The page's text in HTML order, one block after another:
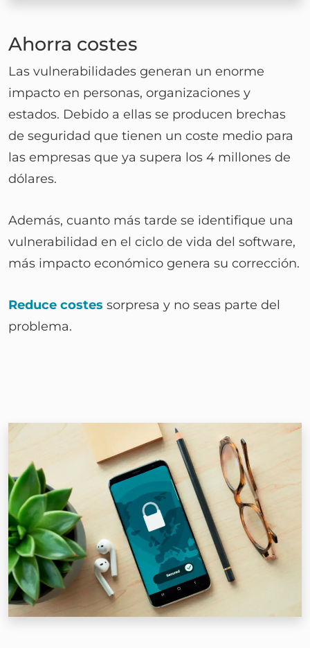
Ahorra costes
Las vulnerabilidades generan un enorme
impacto en personas, organizaciones y
estados. Debido a ellas se producen brechas
de seguridad que tienen un coste medio para
las empresas que ya supera los 4 millones de
dólares.
Además, cuanto más tarde se identifique una
vulnerabilidad en el ciclo de vida del software,
más impacto económico genera su corrección.
Reduce costes sorpresa y no seas parte del
problema.